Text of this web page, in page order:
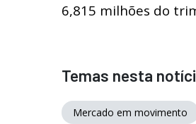
6,815 milhões do
Temas nesta
Mercado em movimento